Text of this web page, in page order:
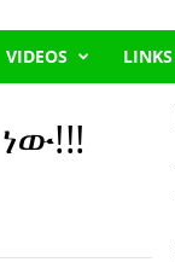
VIDEOS LINKS